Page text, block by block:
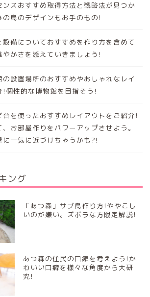
ンスおすすめ取得方法と戦略法が見つか
島のデザインもお手のもの!
設備についておすすめを作り方を含めて
やかさを添えていきましょう!
の設置場所のおすすめやおしゃれなレイ
!個性的な博物館を目指そう!
台を使ったおすすめレイアウトをご紹介!
、お部屋作りをパワーアップさせよう。
に一気に近づけちゃうかも?!
ング
「あつ森」サブ島作り方!ややこし
いのが嫌い。ズボラな方限定解説!
あつ森の住民の口癖を考えよう!か
わいい口癖を様々な角度から大研
究!